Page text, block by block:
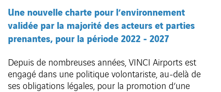
Une nouvelle charte pour l’environnement
validée par la majorité des acteurs et parties
prenantes, pour la période 2022 - 2027
Depuis de nombreuses années, VINCI Airports est
engagé dans une politique volontariste, au-delà de
ses obligations légales, pour la promotion d’une